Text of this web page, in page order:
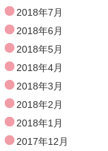
2018年7月
2018年6月
2018年5月
2018年4月
2018年3月
2018年2月
2018年1月
2017年12月